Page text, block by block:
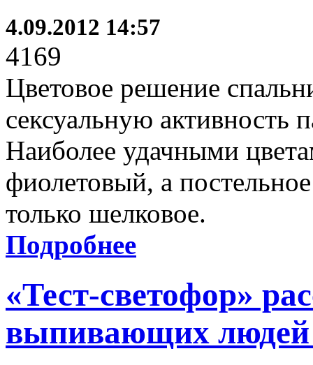
4.09.2012 14:57
4169
Цветовое решение
сексуальную активность
Наиболее удачными
фиолетовый, а
только шелковое.
Подробнее
«Тест-светофор»
выпивающих людей